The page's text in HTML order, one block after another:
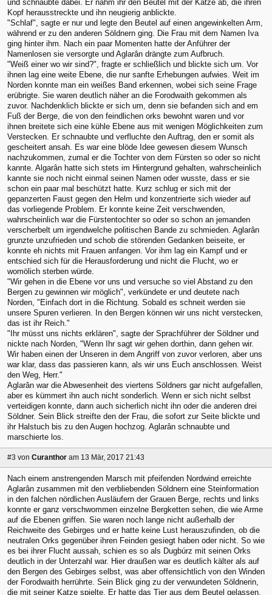
und schnaubte dabei. Er nahm ihr den Beutel mit der Katze ab, die ihren
Kopf herausstreckte und ihn neugierig anblickte.
"Schlaf", sagte er nur und legte den Beutel auf einen angewinkelten Arm,
während er zu den anderen Söldnern ging. Die Frau mit dem Namen Iva
ging hinter ihm. Nach ein paar Momenten hatte der Anführer der
Namenlosen sie versorgte und Aglarân drängte zum Aufbruch.
"Weiß einer wo wir sind?", fragte er schließlich und blickte sich um. Vor
ihnen lag eine weite Ebene, die nur sanfte Erhebungen aufwies. Weit im
Norden konnte man ein weißes Band erkennen, wobei sich seine Frage
erübrigte. Sie waren deutlich näher an die Forodwaith gekommen als
zuvor. Nachdenklich blickte er sich um, denn sie befanden sich and em
Fuß der Berge, die von den feindlichen orks bewohnt waren und vor
ihnen breitete sich eine kühle Ebene aus mit wenigen Möglichkeiten zum
Verstecken. Er schnaubte und verfluchte den Auftrag, den er somit als
gescheitert ansah. Es war eine blöde Idee gewesen diesem Wunsch
nachzukommen, zumal er die Tochter von dem Fürsten so oder so nicht
kannte. Algarân hatte sich stets im Hintergrund gehalten, wahrscheinlich
kannte sie noch nicht einmal seinen Namen oder wusste, dass er sie
schon ein paar mal beschützt hatte. Kurz schlug er sich mit der
gepanzerten Faust gegen den Helm und konzentrierte sich wieder auf
das vorliegende Problem. Er konnte keine Zeit verschwenden,
wahrscheinlich war die Fürstentochter so oder so schon an jemanden
verscherbelt um irgendwelche politischen Bande zu schmieden. Aglarân
grunzte unzufrieden und schob die störenden Gedanken beiseite, er
konnte eh nichts mit Frauen anfangen. Vor ihm lag ein Kampf und er
entschied sich für die Herausforderung und nicht die Flucht, wo er
womölich sterben würde.
"Wir gehen in die Ebene vor uns und versuche so viel Abstand zu den
Bergen zu gewinnen wir möglich", verkündete er und deutete nach
Norden, "Einfach dort in die Richtung. Sobald es schneit werden sie
unsere Spuren verlieren. In den Bergen können wir uns nicht verstecken,
das ist ihr Reich."
"Ihr müsst uns nichts erklären", sagte der Sprachführer der Söldner und
nickte nach Norden, "Wenn Ihr sagt wir gehen dorthin, dann gehen wir.
Wir haben einen der Unseren in dem Angriff von zuvor verloren, aber uns
war klar, dass das passieren kann, als wir uns Euch anschlossen. Weist
den Weg, Herr."
Aglarân war die Abwesenheit des viertens Söldners gar nicht aufgefallen,
aber es kümmert ihn auch nicht sonderlich. Wenn er sich nicht selbst
verteidigen konnte, dann auch sicherlich nicht ihn oder die anderen drei
Söldner. Sein Blick streifte den der Frau, die sofort zur Seite blickte und
ihr Halstuch bis zu den Augen hochzog. Aglarân schnaubte und
marschierte los.
#3 von Curanthor am 13 Mär, 2017 21:43
Nach einem anstrengenden Marsch mit pfeifenden Nordwind erreichte
Aglarân zusammen mit den verbliebenden Söldnern eine Steinformation
in den falchen nördlichen Ausläufern der Grauen Berge, rechts und links
konnte er ganz verschwommen einzelne Bergketten sehen, die wie Arme
auf die Ebenen griffen. Sie waren noch lange nicht außerhalb der
Reichweite des Gebirges und er hatte keine Lust herauszufinden, ob die
neutralen Orks gegenüber ihren Feinden gesiegt haben oder nicht. So wie
es bei ihrer Flucht aussah, schien es so als Dugbúrz mit seinen Orks
deutlich in der Unterzahl war. Hier draußen war es deutlich kälter als auf
den Bergen des Gebirges selbst, was aber offensichtlich von den Winden
der Forodwaith herrührte. Sein Blick ging zu der verwundeten Söldnerin,
die mit seiner Katze spielte. Er hatte das Tier aus dem Beutel gelassen,